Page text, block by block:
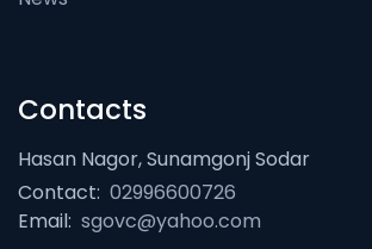
Contacts
Hasan Nagor, Sunamgonj Sodar
Contact: 02996600726
Email: sgovc@yahoo.com